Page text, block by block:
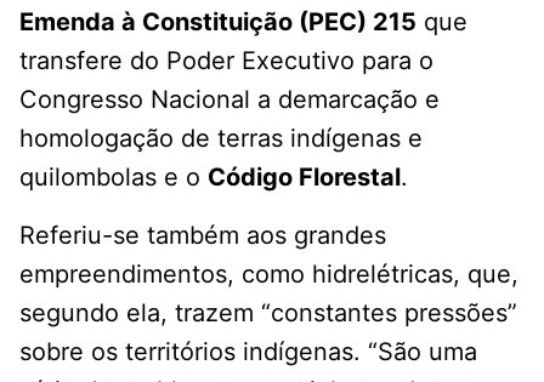
Emenda à Constituição (PEC) 215 que
transfere do Poder Executivo para o
Congresso Nacional a demarcação e
homologação de terras indígenas e
quilombolas e o Código Florestal.
Referiu-se também aos grandes
empreendimentos, como hidrelétricas, que,
segundo ela, trazem “constantes pressões”
sobre os territórios indígenas. “São uma